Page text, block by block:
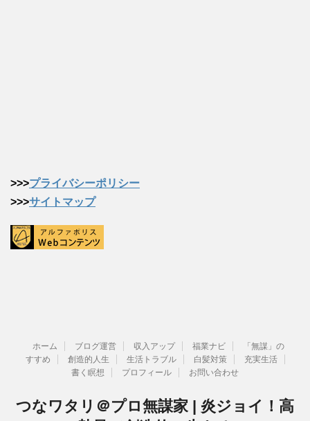
>>>プライバシーポリシー
>>>サイトマップ
ホーム ブログ運営 収入アップ 福業ナビ
「無謀」の
すすめ
創造的人生 生活トラブル 白髪対策
充実生活
書く瞑想
プロフィール お問い合わせ
つなワタリ＠プロ無謀家 | 炎ジョイ！高